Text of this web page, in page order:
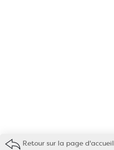
Retour sur la page d'accueil